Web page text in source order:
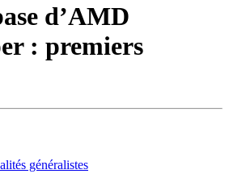
d’AMD
: premiers
généralistes